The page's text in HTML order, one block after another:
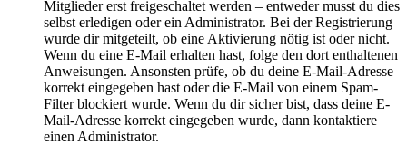
Mitglieder erst freigeschaltet werden – entweder musst du dies
selbst erledigen oder ein Administrator. Bei der Registrierung
wurde dir mitgeteilt, ob eine Aktivierung nötig ist oder nicht.
Wenn du eine E-Mail erhalten hast, folge den dort enthaltenen
Anweisungen. Ansonsten prüfe, ob du deine E-Mail-Adresse
korrekt eingegeben hast oder die E-Mail von einem Spam-
Filter blockiert wurde. Wenn du dir sicher bist, dass deine E-
Mail-Adresse korrekt eingegeben wurde, dann kontaktiere
einen Administrator.